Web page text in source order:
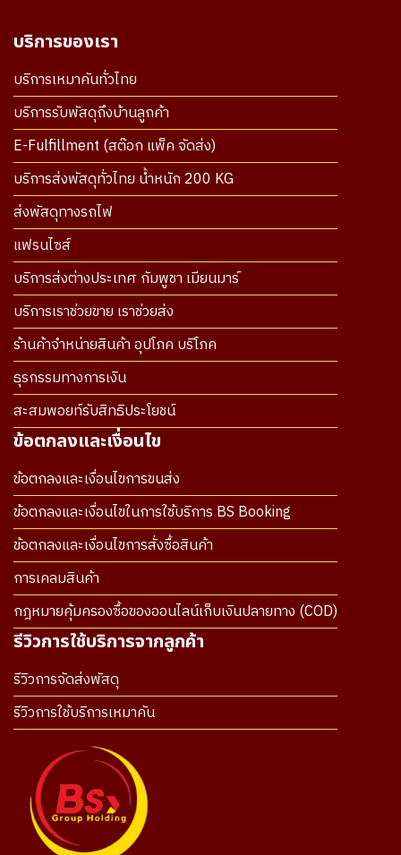
บริการของเรา
บริการเหมาคันทั่วไทย
บริการรับพัสดุถึงบ้านลูกค้า
E-Fulfillment (สต๊อก แพ็ค จัดส่ง)
บริการส่งพัสดุทั่วไทย น้ำหนัก 200 KG
ส่งพัสดุทางรถไฟ
แฟรนไซส์
บริการส่งต่างประเทศ กัมพูชา เมียนมาร์
บริการเราช่วยขาย เราช่วยส่ง
ร้านค้าจำหน่ายสินค้า อุปโภค บริโภค
ธุรกรรมทางการเงิน
สะสมพอยท์รับสิทธิประโยชน์
ข้อตกลงและเงื่อนไข
ข้อตกลงและเงื่อนไขการขนส่ง
ข้อตกลงและเงื่อนไขในการใช้บริการ BS Booking
ข้อตกลงและเงื่อนไขการสั่งซื้อสินค้า
การเคลมสินค้า
กฎหมายคุ้มครองซื้อของออนไลน์เก็บเงินปลายทาง (COD)
รีวิวการใช้บริการจากลูกค้า
รีวิวการจัดส่งพัสดุ
รีวิวการใช้บริการเหมาคัน